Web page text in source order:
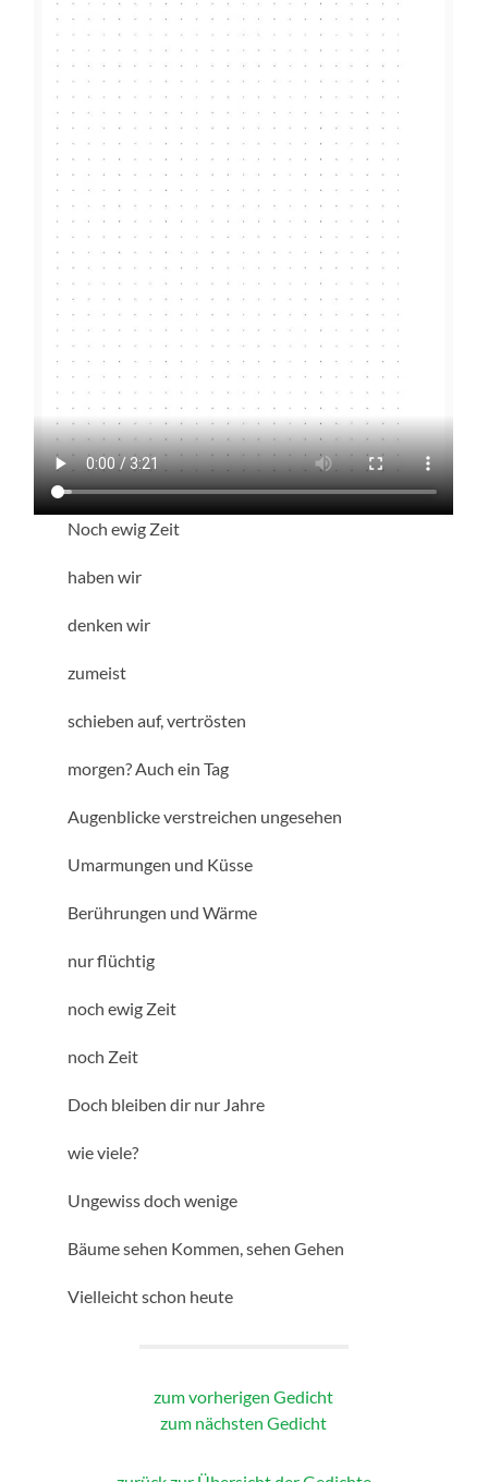
Noch ewig Zeit
haben wir
denken wir
zumeist
schieben auf, vertrösten
morgen? Auch ein Tag
Augenblicke verstreichen ungesehen
Umarmungen und Küsse
Berührungen und Wärme
nur flüchtig
noch ewig Zeit
noch Zeit
Doch bleiben dir nur Jahre
wie viele?
Ungewiss doch wenige
Bäume sehen Kommen, sehen Gehen
Vielleicht schon heute
zum vorherigen Gedicht
zum nächsten Gedicht